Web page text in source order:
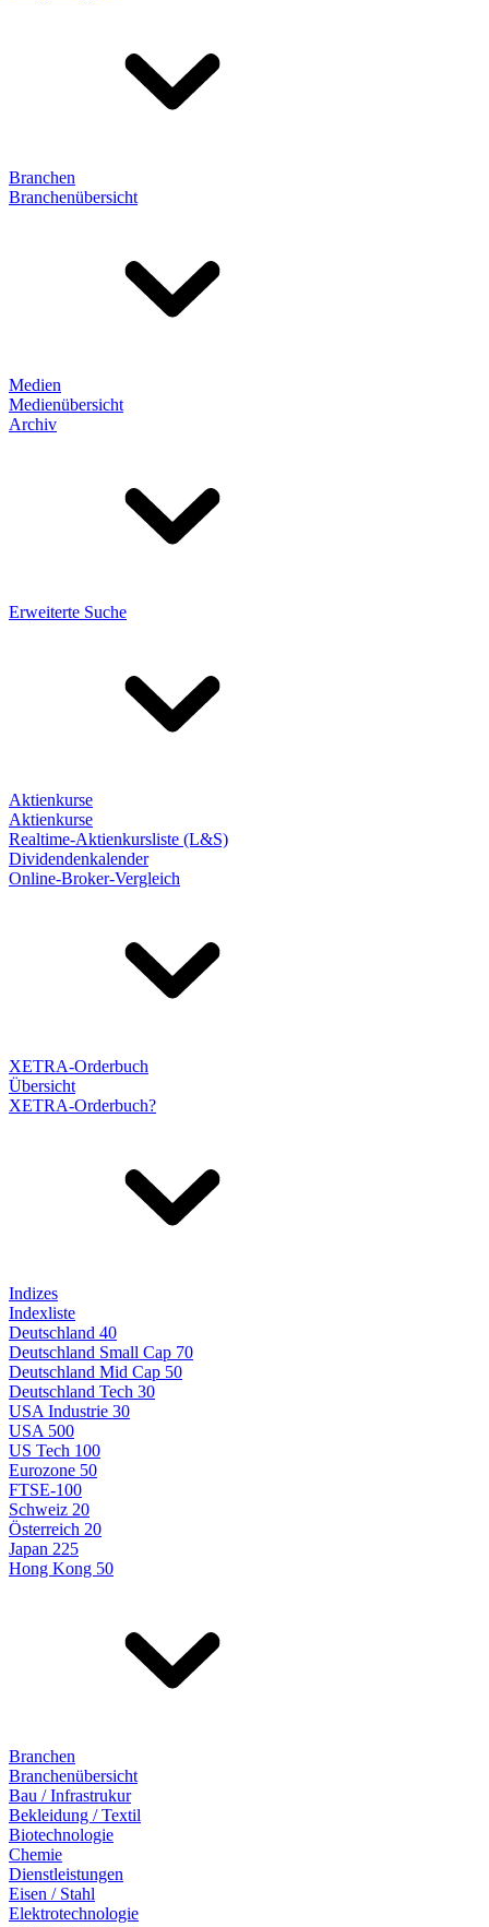
Branchen
Branchenübersicht
Medien
Medienübersicht
Archiv
Erweiterte Suche
Aktienkurse
Aktienkurse
Realtime-Aktienkursliste (L&S)
Dividendenkalender
Online-Broker-Vergleich
XETRA-Orderbuch
Übersicht
XETRA-Orderbuch?
Indizes
Indexliste
Deutschland 40
Deutschland Small Cap 70
Deutschland Mid Cap 50
Deutschland Tech 30
USA Industrie 30
USA 500
US Tech 100
Eurozone 50
FTSE-100
Schweiz 20
Österreich 20
Japan 225
Hong Kong 50
Branchen
Branchenübersicht
Bau / Infrastrukur
Bekleidung / Textil
Biotechnologie
Chemie
Dienstleistungen
Eisen / Stahl
Elektrotechnologie